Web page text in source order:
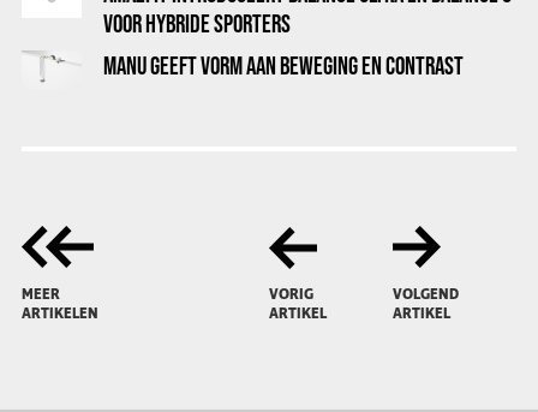
VOOR HYBRIDE SPORTERS
MANU GEEFT VORM AAN BEWEGING EN CONTRAST
MEER
ARTIKELEN
VORIG
ARTIKEL
VOLGEND
ARTIKEL